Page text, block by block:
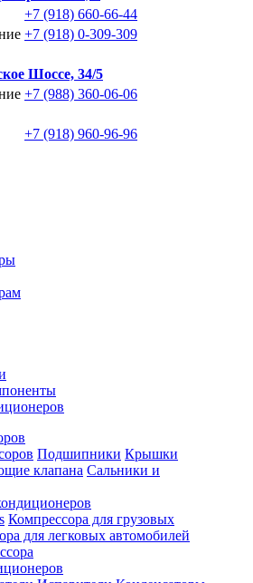
+7 (918) 660-66-44
+7 (918) 0-309-309
Шоссе, 34/5
+7 (988) 360-06-06
+7 (918) 960-96-96
Подшипники Крышки
клапана Сальники и
Компрессора для грузовых
для легковых автомобилей